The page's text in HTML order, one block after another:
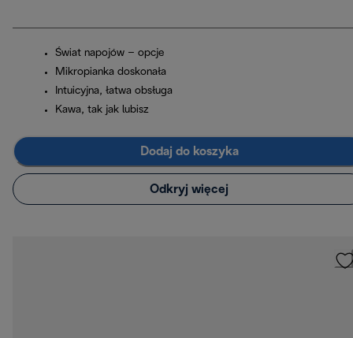
Świat napojów – opcje
Mikropianka doskonała
Intuicyjna, łatwa obsługa
Kawa, tak jak lubisz
Dodaj do koszyka
Odkryj więcej